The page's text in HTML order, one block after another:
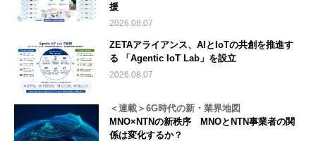
援
2026.08.07
ZETAアライアンス、AIとIoTの共創を推進す
る 「Agentic IoT Lab」を設立
2026.08.07
＜連載＞6G時代の新・業界地図
MNO×NTNの新秩序 MNOとNTN事業者の関
係は変化するか？